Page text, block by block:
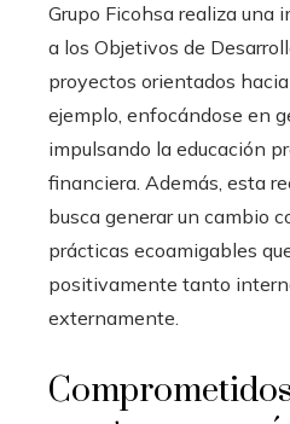
Grupo Ficohsa realiza una
a los Objetivos de
proyectos orientados
ejemplo, enfocándose en
impulsando la educación
financiera. Además, esta
busca generar un cambio
prácticas ecoamigables
positivamente tanto
externamente.